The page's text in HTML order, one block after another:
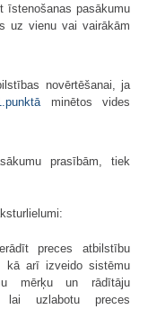
īstenošanas pasākumu
uz vienu vai vairākām
novērtēšanai, ja
minētos vides
prasībām, tiek
preces atbilstību
kā arī izveido sistēmu
mērķu un rādītāju
lai uzlabotu preces